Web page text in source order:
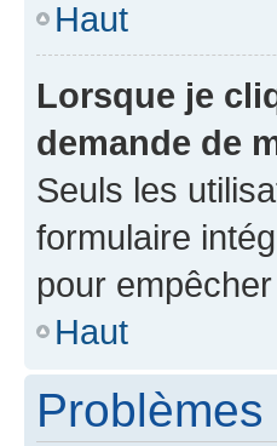
Haut
Lorsque je
demande de
Seuls les
formulaire
pour
Haut